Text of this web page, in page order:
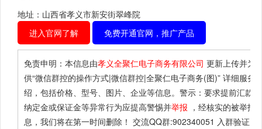
地址：山西省孝义市新安街翠峰院
进入官网了解
免费开通官网，推广产品
免责申明：本信息由孝义全聚仁电子商务有限公司 更新上传并为
供“微信群控的操作方式|微信群控|全聚仁电子商务(图)” 详细服务
绍，包括价格、型号、图片、企业等信息。警示：要求提前汇款
纳定金或保证金等异常行为应提高警惕并举报 ，经核实的被举报
息，我们将在第一时间删除！ 交流QQ群:902340051 入群验证：